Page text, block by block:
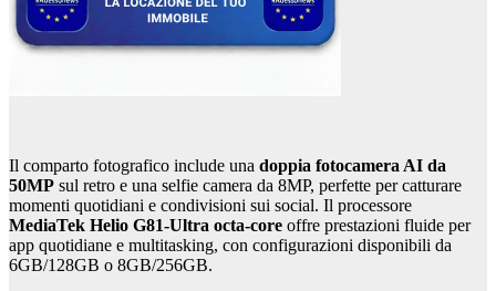
Il comparto fotografico include una doppia fotocamera AI da
50MP sul retro e una selfie camera da 8MP, perfette per catturare
momenti quotidiani e condivisioni sui social. Il processore
MediaTek Helio G81-Ultra octa-core offre prestazioni fluide per
app quotidiane e multitasking, con configurazioni disponibili da
6GB/128GB o 8GB/256GB.